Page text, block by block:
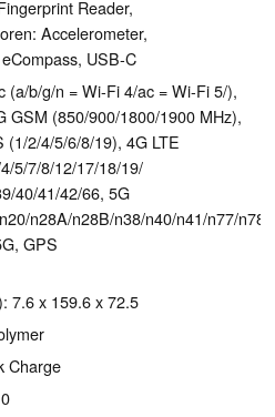
Reader,
Accelerometer,
USB-C
(a/b/g/n = Wi-Fi 4/ac = Wi-Fi 5/),
GSM (850/900/1800/1900 MHz),
(1/2/4/5/6/8/19), 4G LTE
5/7/8/12/17/18/19/
40/41/42/66, 5G
n28A/n28B/n38/n40/n41/n77/n78),
GPS
7.6 x 159.6 x 72.5
Charge